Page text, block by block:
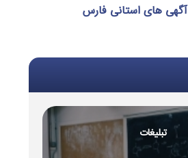
آگهی های استانی فارس
تبلیغات